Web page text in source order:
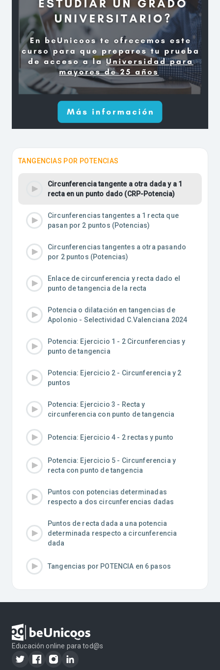
TANGENCIAS POR POTENCIAS
Circunferencia tangente a otra dada y a 1
recta en un punto dado (CRP-Potencia)
Circunferencias tangentes a 1 recta que
pasan por 2 puntos (Potencias)
Circunferencias tangentes a otra pasando
por 2 puntos (Potencias)
Enlace de circunferencia y recta dado el
punto de tangencia de la recta
Potencia o dilatación en tangencias de
Apolonio - Selectividad C.Valenciana 2024
Potencia: Ejercicio 1 - 2 Circunferencias y
punto de tangencia
Potencia: Ejercicio 2 - Circunferencia y 2
puntos
Potencia: Ejercicio 3 - Recta y
circunferencia con punto de tangencia
Potencia: Ejercicio 4 - 2 rectas y punto
Potencia: Ejercicio 5 - Circunferencia y
recta con punto de tangencia
Puntos con potencias determinadas
respecto a dos circunferencias dadas
Puntos de recta dada a una potencia
determinada respecto a circunferencia
dada
Tangencias por POTENCIA en 6 pasos
Educación online para tod@s